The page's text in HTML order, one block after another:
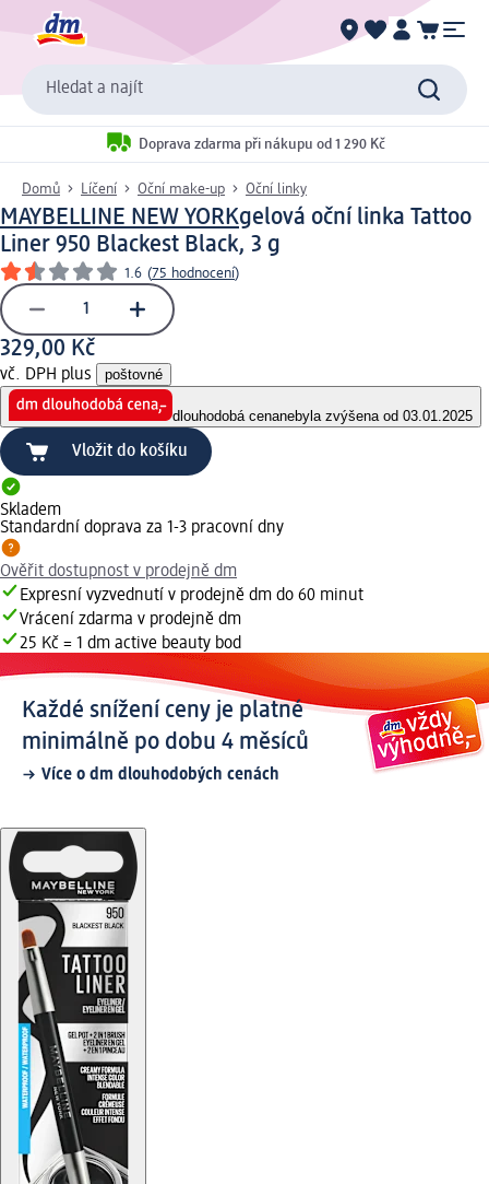
Hledat a najít
Doprava zdarma při nákupu od 1 290 Kč
Domů Líčení Oční make-up Oční linky
MAYBELLINE NEW YORKgelová oční linka Tattoo
Liner 950 Blackest Black, 3 g
1.6 (75 hodnocení)
329,00 Kč
vč. DPH plus poštovné
dlouhodobá cenanebyla zvýšena od 03.01.2025
Vložit do košíku
Skladem
Standardní doprava za 1-3 pracovní dny
Ověřit dostupnost v prodejně dm
Expresní vyzvednutí v prodejně dm do 60 minut
Vrácení zdarma v prodejně dm
25 Kč = 1 dm active beauty bod
Každé snížení ceny je platné
minimálně po dobu 4 měsíců
Více o dm dlouhodobých cenách